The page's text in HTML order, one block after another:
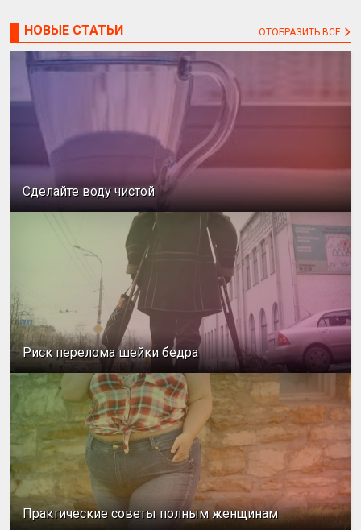
НОВЫЕ СТАТЬИ ОТОБРАЗИТЬ ВСЕ
Сделайте воду чистой
Риск перелома шейки бедра
Практические советы полным женщинам